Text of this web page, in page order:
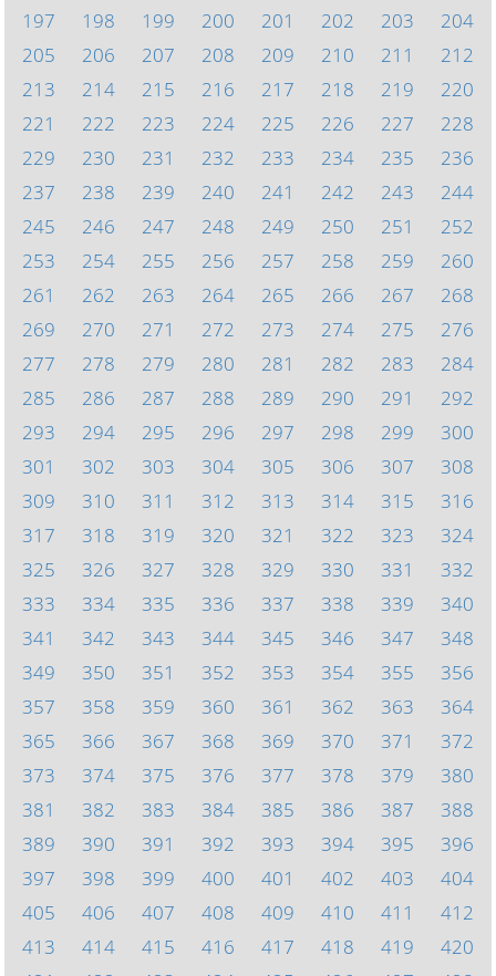
197
198 199 200 201 202 203
204
205
206 207 208 209 210 211
212
213
214 215 216 217 218 219
220
221
222 223 224 225 226 227
228
229
230 231 232 233 234 235
236
237
238 239 240 241 242 243
244
245
246 247 248 249 250 251
252
253
254 255 256 257 258 259
260
261
262 263 264 265 266 267
268
269
270 271 272 273 274 275
276
277
278 279 280 281 282 283
284
285
286 287 288 289 290 291
292
293
294 295 296 297 298 299
300
301
302 303 304 305 306 307
308
309
310 311 312 313 314 315
316
317
318 319 320 321 322 323
324
325
326 327 328 329 330 331
332
333
334 335 336 337 338 339
340
341
342 343 344 345 346 347
348
349
350 351 352 353 354 355
356
357
358 359 360 361 362 363
364
365
366 367 368 369 370 371
372
373
374 375 376 377 378 379
380
381
382 383 384 385 386 387
388
389
390 391 392 393 394 395
396
397
398 399 400 401 402 403
404
405
406 407 408 409 410 411
412
413
414 415 416 417 418 419
420